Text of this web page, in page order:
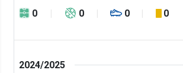
0
0 0 0
2024/2025